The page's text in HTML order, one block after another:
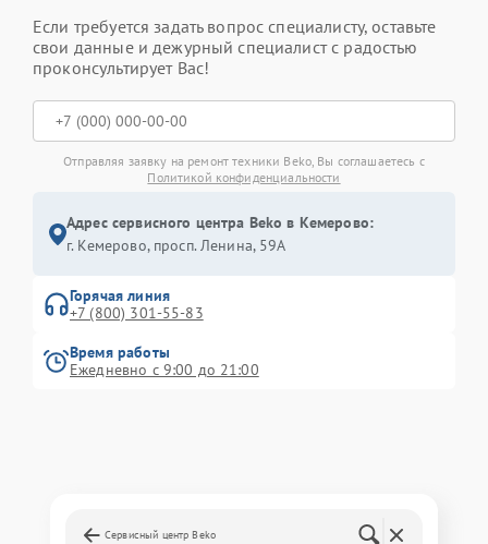
Если требуется задать вопрос специалисту, оставьте
свои данные и дежурный специалист с радостью
проконсультирует Вас!
Отправляя заявку на ремонт техники Beko, Вы соглашаетесь с
Политикой конфиденциальности
Адрес сервисного центра Beko в Кемерово:
г. Кемерово, просп. Ленина, 59А
Горячая линия
+7 (800) 301-55-83
Время работы
Ежедневно с 9:00 до 21:00
Сервисный центр Beko